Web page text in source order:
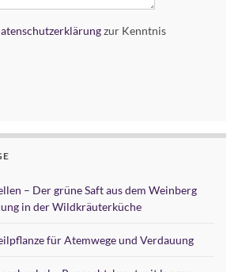
zur Kenntnis
– Der grüne Saft aus dem Weinberg
in der Wildkräuterküche
für Atemwege und Verdauung